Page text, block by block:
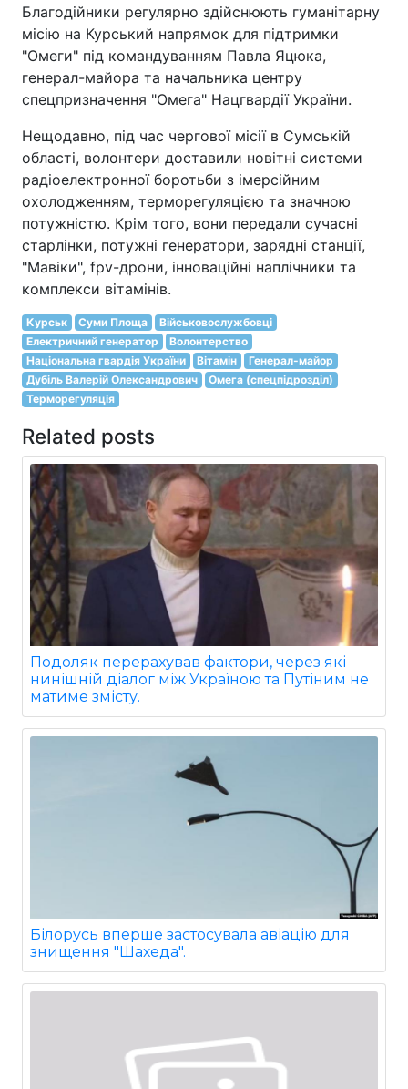
Благодійники регулярно здійснюють гуманітарну
місію на Курський напрямок для підтримки
"Омеги" під командуванням Павла Яцюка,
генерал-майора та начальника центру
спецпризначення "Омега" Нацгвардії України.
Нещодавно, під час чергової місії в Сумській
області, волонтери доставили новітні системи
радіоелектронної боротьби з імерсійним
охолодженням, терморегуляцією та значною
потужністю. Крім того, вони передали сучасні
старлінки, потужні генератори, зарядні станції,
"Мавіки", fpv-дрони, інноваційні наплічники та
комплекси вітамінів.
Курськ Суми Площа
Військовослужбовці
Електричний генератор
Волонтерство
Національна гвардія України
Вітамін
Генерал-майор
Дубіль Валерій Олександрович
Омега (спецпідрозділ)
Терморегуляція
Related posts
Подоляк перерахував фактори, через які
нинішній діалог між Україною та Путіним не
матиме змісту.
Білорусь вперше застосувала авіацію для
знищення "Шахеда".